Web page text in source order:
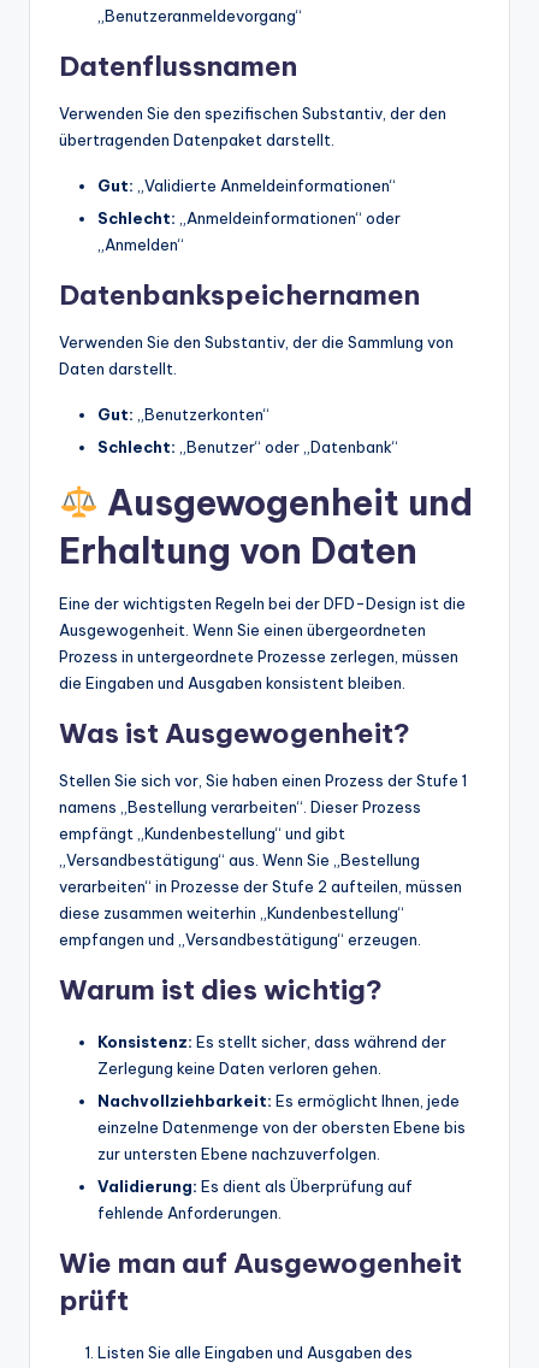
„Benutzeranmeldevorgang“
Datenflussnamen
Verwenden Sie den spezifischen Substantiv, der den
übertragenden Datenpaket darstellt.
Gut: „Validierte Anmeldeinformationen“
Schlecht: „Anmeldeinformationen“ oder
„Anmelden“
Datenbankspeichernamen
Verwenden Sie den Substantiv, der die Sammlung von
Daten darstellt.
Gut: „Benutzerkonten“
Schlecht: „Benutzer“ oder „Datenbank“
Ausgewogenheit und
Erhaltung von Daten
Eine der wichtigsten Regeln bei der DFD-Design ist die
Ausgewogenheit. Wenn Sie einen übergeordneten
Prozess in untergeordnete Prozesse zerlegen, müssen
die Eingaben und Ausgaben konsistent bleiben.
Was ist Ausgewogenheit?
Stellen Sie sich vor, Sie haben einen Prozess der Stufe 1
namens „Bestellung verarbeiten“. Dieser Prozess
empfängt „Kundenbestellung“ und gibt
„Versandbestätigung“ aus. Wenn Sie „Bestellung
verarbeiten“ in Prozesse der Stufe 2 aufteilen, müssen
diese zusammen weiterhin „Kundenbestellung“
empfangen und „Versandbestätigung“ erzeugen.
Warum ist dies wichtig?
Konsistenz: Es stellt sicher, dass während der
Zerlegung keine Daten verloren gehen.
Nachvollziehbarkeit: Es ermöglicht Ihnen, jede
einzelne Datenmenge von der obersten Ebene bis
zur untersten Ebene nachzuverfolgen.
Validierung: Es dient als Überprüfung auf
fehlende Anforderungen.
Wie man auf Ausgewogenheit
prüft
Listen Sie alle Eingaben und Ausgaben des